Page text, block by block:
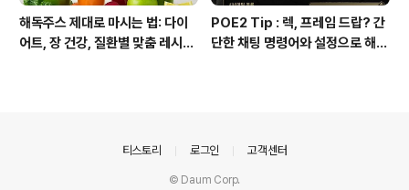
해독주스 제대로 마시는 법: 다이
어트, 장 건강, 질환별 맞춤 레시피
POE2 Tip : 렉, 프레임 드랍? 간
단한 채팅 명령어와 설정으로 해결
티스토리 로그인 고객센터
© Daum Corp.